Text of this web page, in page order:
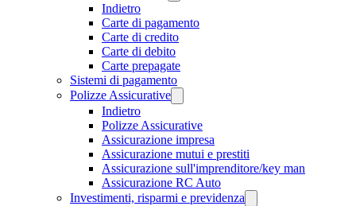
Indietro
Carte di pagamento
Carte di credito
Carte di debito
Carte prepagate
Sistemi di pagamento
Polizze Assicurative
Indietro
Polizze Assicurative
Assicurazione impresa
Assicurazione mutui e prestiti
Assicurazione sull'imprenditore/key man
Assicurazione RC Auto
Investimenti, risparmi e previdenza